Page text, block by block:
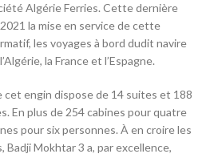
Algérie Ferries. Cette dernière
la mise en service de cette
les voyages à bord dudit navire
la France et l’Espagne.
cet engin dispose de 14 suites et 188
En plus de 254 cabines pour quatre
pour six personnes. À en croire les
Badji Mokhtar 3 a, par excellence,